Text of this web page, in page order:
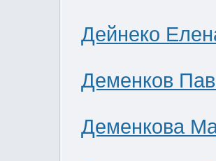
Дейнеко
Деменков
Деменкова